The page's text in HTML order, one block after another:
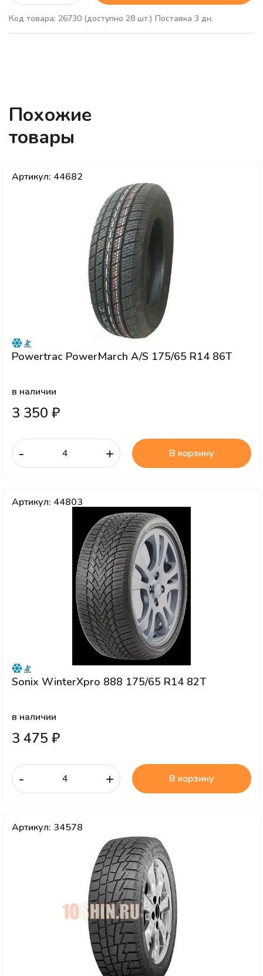
Код товара: 26730 (доступно 28 шт.) Поставка 3 дн.
Похожие
товары
Артикул: 44682
Powertrac PowerMarch A/S 175/65 R14 86T
в наличии
3 350 ₽
- + В корзину
Артикул: 44803
Sonix WinterXpro 888 175/65 R14 82T
в наличии
3 475 ₽
- + В корзину
Артикул: 34578